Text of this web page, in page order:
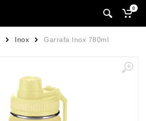
0
Inox Garrafa Inox 780ml